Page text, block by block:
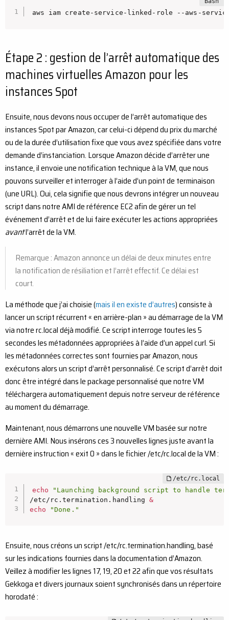
aws iam create-service-linked-role --aws-service-
Étape 2 : gestion de l’arrêt automatique des
machines virtuelles Amazon pour les
instances Spot
Ensuite, nous devons nous occuper de l’arrêt automatique des
instances Spot par Amazon, car celui-ci dépend du prix du marché
ou de la durée d’utilisation fixe que vous avez spécifiée dans votre
demande d’instanciation. Lorsque Amazon décide d’arrêter une
instance, il envoie une notification technique à la VM, que nous
pouvons surveiller et interroger à l’aide d’un point de terminaison
(une URL). Oui, cela signifie que nous devrons intégrer un nouveau
script dans notre AMI de référence EC2 afin de gérer un tel
événement d’arrêt et de lui faire exécuter les actions appropriées
avantl’arrêt de la VM.
Remarque : Amazon annonce un délai de deux minutes entre
la notification de résiliation et l’arrêt effectif. Ce délai est
court.
La méthode que j’ai choisie (mais il en existe d’autres) consiste à
lancer un script récurrent « en arrière-plan » au démarrage de la VM
via notre rc.local déjà modifié. Ce script interroge toutes les 5
secondes les métadonnées appropriées à l’aide d’un appel curl. Si
les métadonnées correctes sont fournies par Amazon, nous
exécutons alors un script d’arrêt personnalisé. Ce script d’arrêt doit
donc être intégré dans le package personnalisé que notre VM
téléchargera automatiquement depuis notre serveur de référence
au moment du démarrage.
Maintenant, nous démarrons une nouvelle VM basée sur notre
dernière AMI. Nous insérons ces 3 nouvelles lignes juste avant la
dernière instruction « exit 0 » dans le fichier /etc/rc.local de la VM :
echo
"Launching background script to handle
/etc/rc.termination.handling &
echo
"Done."
Ensuite, nous créons un script /etc/rc.termination.handling, basé
sur les indications fournies dans la documentation d’Amazon.
Veillez à modifier les lignes 17, 19, 20 et 22 afin que vos résultats
Gekkoga et divers journaux soient synchronisés dans un répertoire
horodaté :